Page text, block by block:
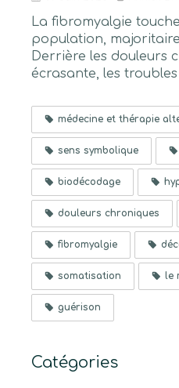
La fibromyalgie
population,
Derrière les douleurs
écrasante, les troubles
médecine et thérapie
sens symbolique
biodécodage
douleurs chroniques
fibromyalgie
somatisation le
guérison
Catégories